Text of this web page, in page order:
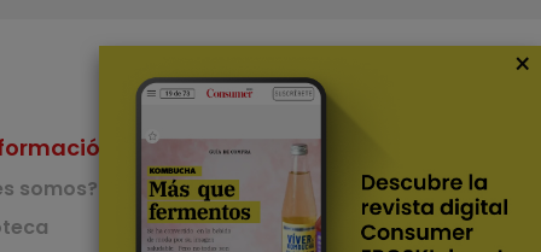
somos?
Nuestras Apps
App de recetas
×